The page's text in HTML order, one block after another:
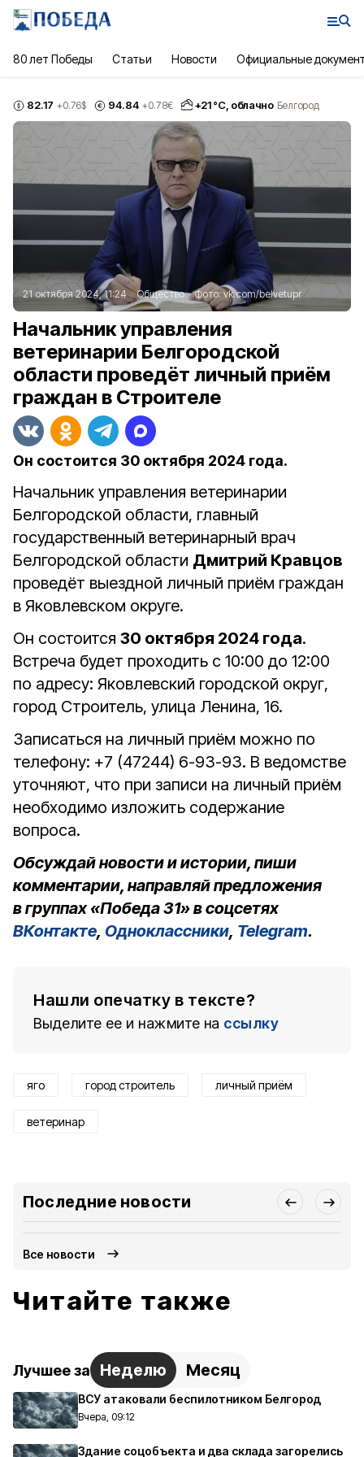
80 лет Победы Статьи Новости Официальные
82.17 +0.76$ 94.84 +0.78€ +21°С, облачно Белгород
21 октября 2024, 11:24 Общество Фото: vk.com/belvetupr
Начальник управления
ветеринарии Белгородской
области проведёт личный приём
граждан в Строителе
Он состоится 30 октября 2024 года.
Начальник управления ветеринарии
Белгородской области, главный
государственный ветеринарный врач
Белгородской области Дмитрий Кравцов
проведёт выездной личный приём граждан
в Яковлевском округе.
Он состоится 30 октября 2024 года.
Встреча будет проходить с 10:00 до 12:00
по адресу: Яковлевский городской округ,
город Строитель, улица Ленина, 16.
Записаться на личный приём можно по
телефону: +7 (47244) 6-93-93. В ведомстве
уточняют, что при записи на личный приём
необходимо изложить содержание
вопроса.
Обсуждай новости и истории, пиши
комментарии, направляй предложения
в группах «Победа 31» в соцсетях
ВКонтакте, Одноклассники, Telegram.
Нашли опечатку в тексте?
Выделите ее и нажмите на ссылку
яго город строитель личный приём
ветеринар
Последние новости
Все новости
Читайте также
Лучшее за Неделю Месяц
ВСУ атаковали беспилотником Белгород
Вчера, 09:12
Здание соцобъекта и два склада загорелись